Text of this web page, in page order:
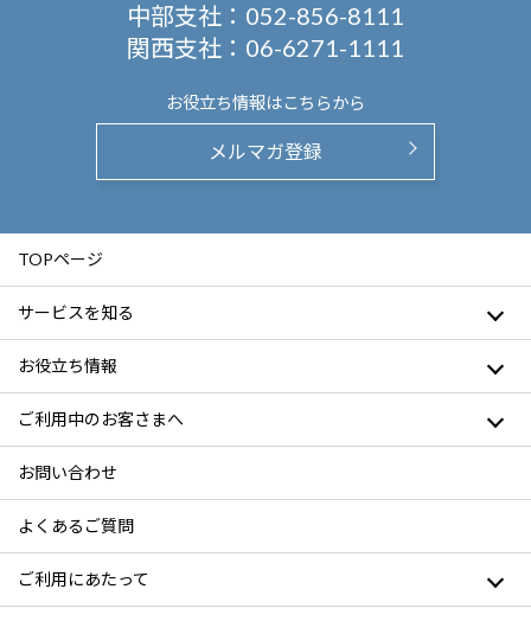
中部支社： 052-856-8111
関西支社： 06-6271-1111
お役立ち情報はこちらから
メルマガ登録
TOPページ
サービスを知る
お役立ち情報
ご利用中のお客さまへ
お問い合わせ
よくあるご質問
ご利用にあたって